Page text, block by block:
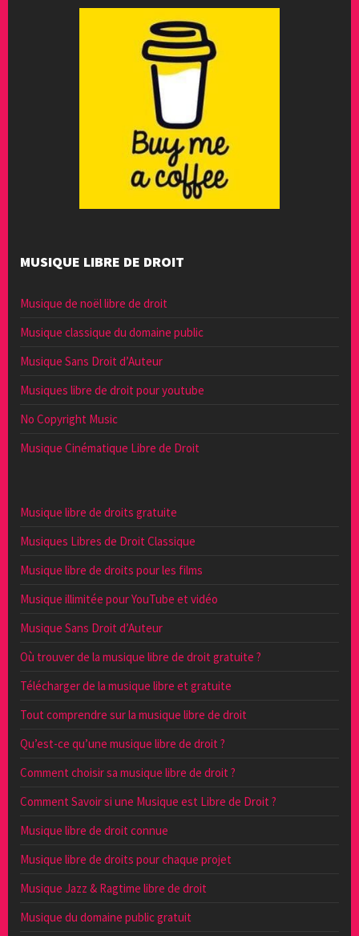
MUSIQUE LIBRE DE DROIT
Musique de noël libre de droit
Musique classique du domaine public
Musique Sans Droit d’Auteur
Musiques libre de droit pour youtube
No Copyright Music
Musique Cinématique Libre de Droit
Musique libre de droits gratuite
Musiques Libres de Droit Classique
Musique libre de droits pour les films
Musique illimitée pour YouTube et vidéo
Musique Sans Droit d’Auteur
Où trouver de la musique libre de droit gratuite ?
Télécharger de la musique libre et gratuite
Tout comprendre sur la musique libre de droit
Qu’est-ce qu’une musique libre de droit ?
Comment choisir sa musique libre de droit ?
Comment Savoir si une Musique est Libre de Droit ?
Musique libre de droit connue
Musique libre de droits pour chaque projet
Musique Jazz & Ragtime libre de droit
Musique du domaine public gratuit